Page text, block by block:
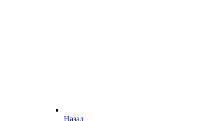
Назад